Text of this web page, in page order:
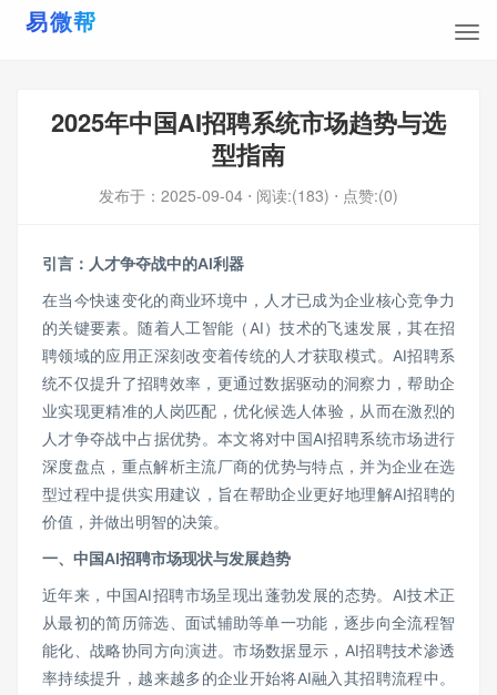
2025年中国AI招聘系统市场趋势与选
型指南
发布于： 2025-09-04 ⋅ 阅读:(183) ⋅ 点赞:(0)
引言：人才争夺战中的AI利器
在当今快速变化的商业环境中，人才已成为企业核心竞争力
的关键要素。随着人工智能（AI）技术的飞速发展，其在招
聘领域的应用正深刻改变着传统的人才获取模式。AI招聘系
统不仅提升了招聘效率，更通过数据驱动的洞察力，帮助企
业实现更精准的人岗匹配，优化候选人体验，从而在激烈的
人才争夺战中占据优势。本文将对中国AI招聘系统市场进行
深度盘点，重点解析主流厂商的优势与特点，并为企业在选
型过程中提供实用建议，旨在帮助企业更好地理解AI招聘的
价值，并做出明智的决策。
一、中国AI招聘市场现状与发展趋势
近年来，中国AI招聘市场呈现出蓬勃发展的态势。AI技术正
从最初的简历筛选、面试辅助等单一功能，逐步向全流程智
能化、战略协同方向演进。市场数据显示，AI招聘技术渗透
率持续提升，越来越多的企业开始将AI融入其招聘流程中。